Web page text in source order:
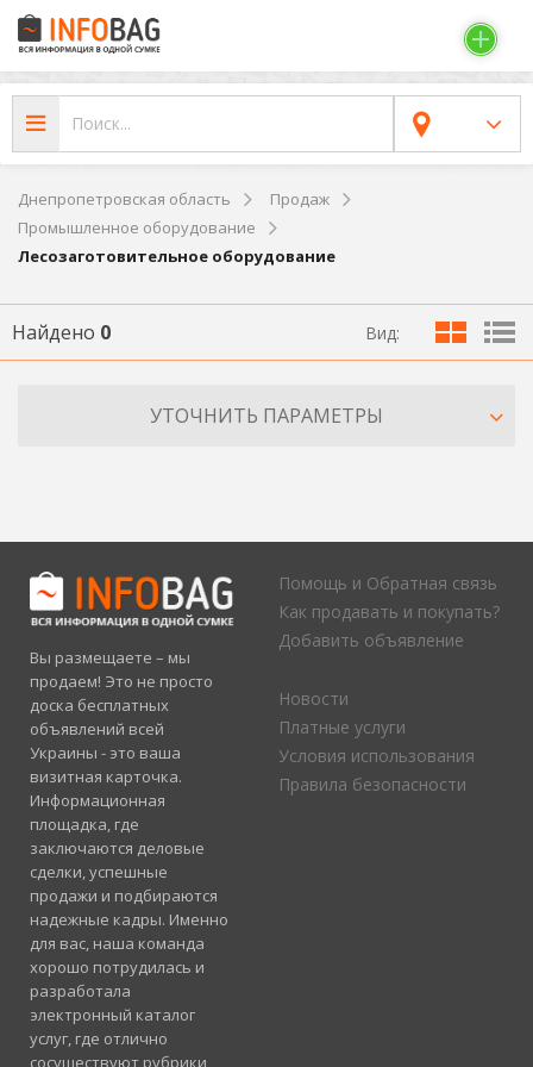
Днепропетровская область
Продаж
Промышленное оборудование
Лесозаготовительное оборудование
Найдено 0 Вид:
УТОЧНИТЬ ПАРАМЕТРЫ
Вы размещаете – мы
продаем! Это не просто
доска бесплатных
объявлений всей
Украины - это ваша
визитная карточка.
Информационная
площадка, где
заключаются деловые
сделки, успешные
продажи и подбираются
надежные кадры. Именно
для вас, наша команда
хорошо потрудилась и
разработала
электронный каталог
услуг, где отлично
сосуществуют рубрики
Помощь и Обратная связь
Как продавать и покупать?
Добавить объявление
Новости
Платные услуги
Условия использования
Правила безопасности